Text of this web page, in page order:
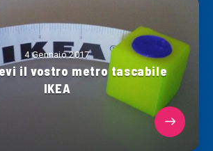
4 Gennaio 2017
il vostro metro tascabile
IKEA